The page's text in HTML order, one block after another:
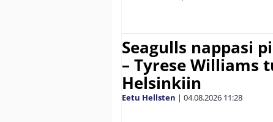
Seagulls nappasi
– Tyrese Williams
Helsinkiin
Eetu Hellsten | 04.08.2026 11:28